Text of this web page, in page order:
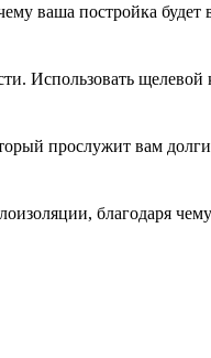
ваша постройка будет
Использовать
прослужит вам
благодаря